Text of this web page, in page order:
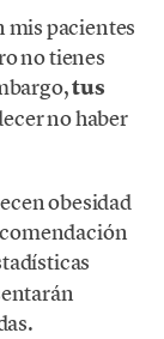
mis pacientes
no tienes
tus
no haber
obesidad